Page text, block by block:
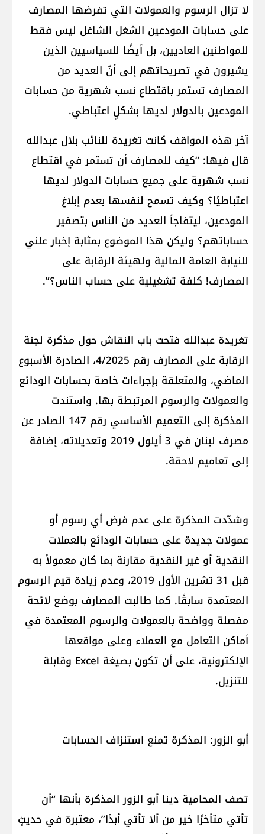
لا تزال الرسوم والعمولات التي تفرضها المصارف
على حسابات المودعين الشغل الشاغل ليس فقط
للمواطنين العاديين، بل أيضًا للسياسيين الذين
يشيرون في تصريحاتهم إلى أنّ العديد من
المصارف تستمر باقتطاع نسب شهرية من حسابات
المودعين بالدولار لديها بشكلٍ اعتباطي.
آخر هذه المواقف كانت تغريدة للنائب بلال عبدالله
قال فيها: “كيف للمصارف أن تستمر في اقتطاع
نسب شهرية على جميع حسابات الدولار لديها
اعتباطيًا؟ وكيف تسمح لنفسها بعدم إبلاغ
المودعين، ليتفاجأ العديد من الناس بتصفير
حساباتهم؟ وليكن هذا الموضوع بمثابة إخبار علني
للنيابة العامة المالية ولهيئة الرقابة على
المصارف! كلفة تشغيلية على حساب الناس؟”.
تغريدة عبدالله فتحت باب النقاش حول مذكرة لجنة
الرقابة على المصارف رقم 4/2025، الصادرة الأسبوع
الماضي، والمتعلقة بإجراءات خاصة بحسابات الودائع
والعمولات والرسوم المرتبطة بها. واستندت
المذكرة إلى التعميم الأساسي رقم 147 الصادر عن
مصرف لبنان في 3 أيلول 2019 وتعديلاته، إضافة
إلى تعاميم لاحقة.
وشدّدت المذكرة على عدم فرض أي رسوم أو
عمولات جديدة على حسابات الودائع بالعملات
النقدية أو غير النقدية مقارنة بما كان معمولاً به
قبل 31 تشرين الأول 2019، وعدم زيادة قيم الرسوم
المعتمدة سابقًا. كما طالبت المصارف بوضع لائحة
مفصلة وواضحة بالعمولات والرسوم المعتمدة في
أماكن التعامل مع العملاء وعلى مواقعها
الإلكترونية، على أن تكون بصيغة Excel وقابلة
للتنزيل.
أبو الزور: المذكرة تمنع استنزاف الحسابات
تصف المحامية دينا أبو الزور المذكرة بأنها “أن
تأتي متأخرًا خير من ألا تأتي أبدًا”، معتبرة في حديثٍ